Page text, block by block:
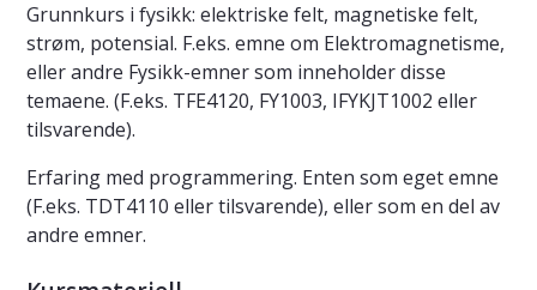
Grunnkurs i fysikk: elektriske felt, magnetiske felt,
strøm, potensial. F.eks. emne om Elektromagnetisme,
eller andre Fysikk-emner som inneholder disse
temaene. (F.eks. TFE4120, FY1003, IFYKJT1002 eller
tilsvarende).
Erfaring med programmering. Enten som eget emne
(F.eks. TDT4110 eller tilsvarende), eller som en del av
andre emner.